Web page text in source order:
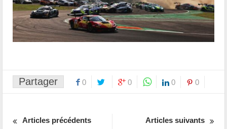
Partager 0 0 0 0
Articles précédents Articles suivants